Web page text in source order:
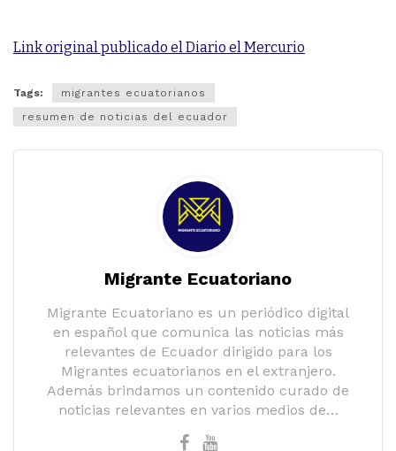
Link original publicado el Diario el Mercurio
Tags:
migrantes ecuatorianos
resumen de noticias del ecuador
Migrante Ecuatoriano
Migrante Ecuatoriano es un periódico digital
en español que comunica las noticias más
relevantes de Ecuador dirigido para los
Migrantes ecuatorianos en el extranjero.
Además brindamos un contenido curado de
noticias relevantes en varios medios de…